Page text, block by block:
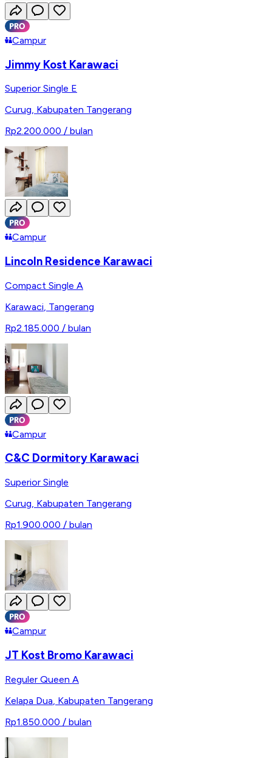
Campur
Jimmy Kost Karawaci
Superior Single E
Curug, Kabupaten Tangerang
Rp2.200.000 / bulan
Campur
Lincoln Residence Karawaci
Compact Single A
Karawaci Tangerang
Rp2.185.000 / bulan
Campur
C&C Dormitory Karawaci
Superior Single
Curug, Kabupaten Tangerang
Rp1.900.000 / bulan
Campur
JT Kost Bromo Karawaci
Reguler Queen A
Kelapa Dua Kabupaten Tangerang
Rp1.850.000 / bulan